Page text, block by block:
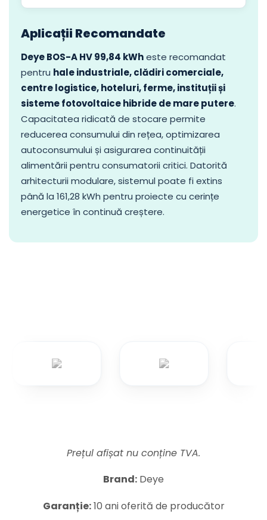
Aplicații Recomandate
Deye BOS-A HV 99,84 kWheste recomandat
pentru hale industriale, clădiri comerciale,
centre logistice, hoteluri, ferme, instituții și
sisteme fotovoltaice hibride de mare putere.
Capacitatea ridicată de stocare permite
reducerea consumului din rețea, optimizarea
autoconsumului și asigurarea continuității
alimentării pentru consumatorii critici. Datorită
arhitecturii modulare, sistemul poate fi extins
până la 161,28 kWh pentru proiecte cu cerințe
energetice în continuă creștere.
Prețul afișat nu conține TVA.
Brand: Deye
Garanție:10 ani oferită de producător